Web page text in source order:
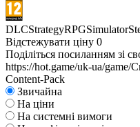
DLCStrategyRPGSimulator
Відстежувати ціну 0
Поділіться посиланням зі
https://hot.game/uk-ua/game/
Content-Pack
Звичайна
На ціни
На системні вимоги